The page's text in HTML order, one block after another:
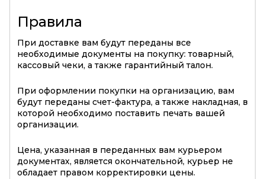
Правила
При доставке вам будут переданы все
необходимые документы на покупку: товарный,
кассовый чеки, а также гарантийный талон.
При оформлении покупки на организацию, вам
будут переданы счет-фактура, а также накладная, в
которой необходимо поставить печать вашей
организации.
Цена, указанная в переданных вам курьером
документах, является окончательной, курьер не
обладает правом корректировки цены.